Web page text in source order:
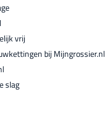
vrij
bij Mijngrossier.nl
slag